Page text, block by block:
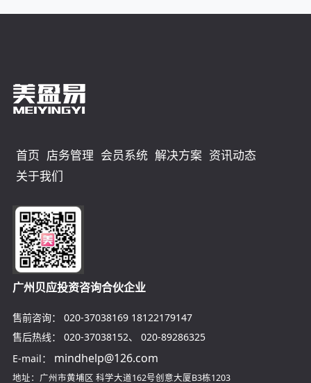
首页 店务管理 会员系统 解决方案 资讯动态
关于我们
广州贝应投资咨询合伙企业
售前咨询： 020-37038169 18122179147
售后热线：
020-37038152、 020-89286325
E-mail：
mindhelp@126.com
地址：广州市黄埔区 科学大道162号创意大厦B3栋1203